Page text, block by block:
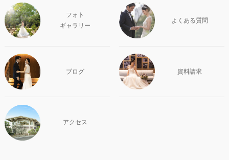
フォト
ギャラリー
よくある質問
ブログ 資料請求
アクセス